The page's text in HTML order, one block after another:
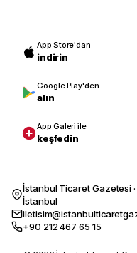
App Store'dan
indirin
Google Play'den
alın
App Galeri ile
keşfedin
İstanbul Ticaret Gazetesi
İstanbul
+90 212 467 65 15